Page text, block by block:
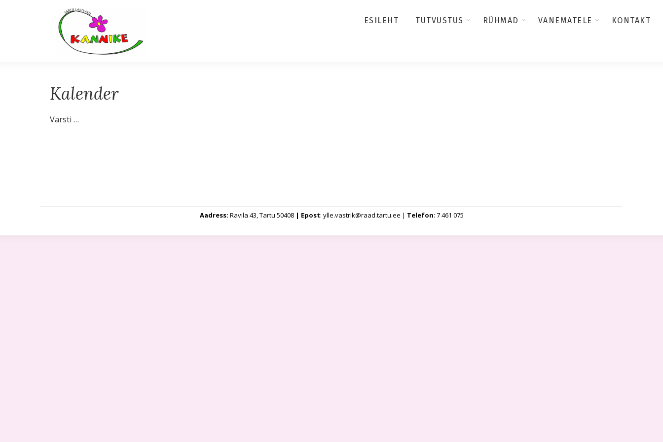
ESILEHT TUTVUSTUS RÜHMAD VANEMATELE KONTAKT
Kalender
Varsti …
Aadress: Ravila 43, Tartu 50408| Epost: ylle.vastrik@raad.tartu.ee | Telefon: 7 461 075